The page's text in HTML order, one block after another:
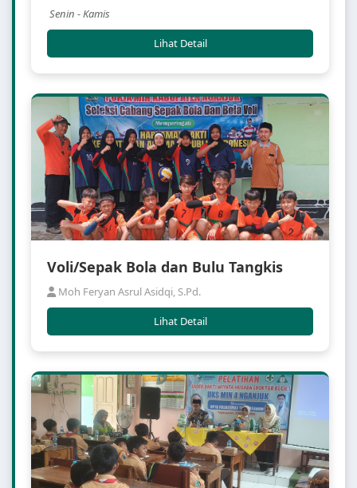
Senin - Kamis
Lihat Detail
Voli/Sepak Bola dan Bulu Tangkis
Moh Feryan Asrul Asidqi, S.Pd.
Lihat Detail